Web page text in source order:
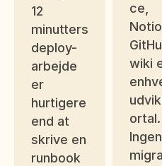
12
minutters
deploy-
arbejde
er
hurtigere
end at
skrive en
runbook
ce,
wiki
ortal.
Ingen